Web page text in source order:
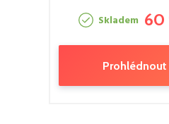
Skladem 60